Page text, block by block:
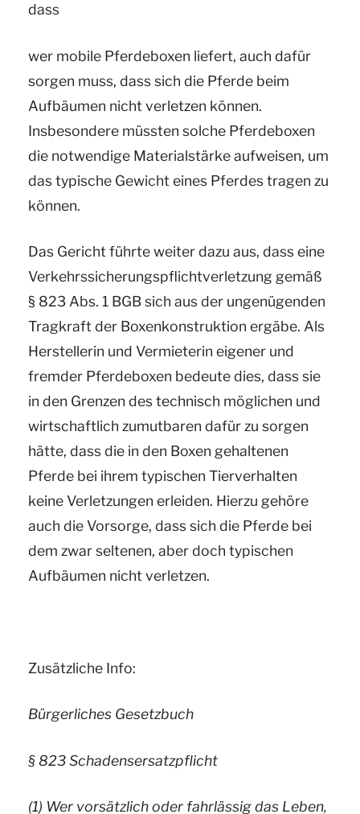
durch
dass
wer mobile Pferdeboxen liefert, auch dafür
sorgen muss, dass sich die Pferde beim
Aufbäumen nicht verletzen können.
Insbesondere müssten solche Pferdeboxen
die notwendige Materialstärke aufweisen, um
das typische Gewicht eines Pferdes tragen zu
können.
Das Gericht führte weiter dazu aus, dass eine
Verkehrssicherungspflichtverletzung gemäß
§ 823 Abs. 1 BGB sich aus der ungenügenden
Tragkraft der Boxenkonstruktion ergäbe. Als
Herstellerin und Vermieterin eigener und
fremder Pferdeboxen bedeute dies, dass sie
in den Grenzen des technisch möglichen und
wirtschaftlich zumutbaren dafür zu sorgen
hätte, dass die in den Boxen gehaltenen
Pferde bei ihrem typischen Tierverhalten
keine Verletzungen erleiden. Hierzu gehöre
auch die Vorsorge, dass sich die Pferde bei
dem zwar seltenen, aber doch typischen
Aufbäumen nicht verletzen.
Zusätzliche Info:
Bürgerliches Gesetzbuch
§ 823 Schadensersatzpflicht
(1) Wer vorsätzlich oder fahrlässig das Leben,